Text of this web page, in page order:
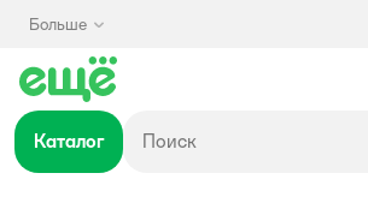
Больше
Каталог